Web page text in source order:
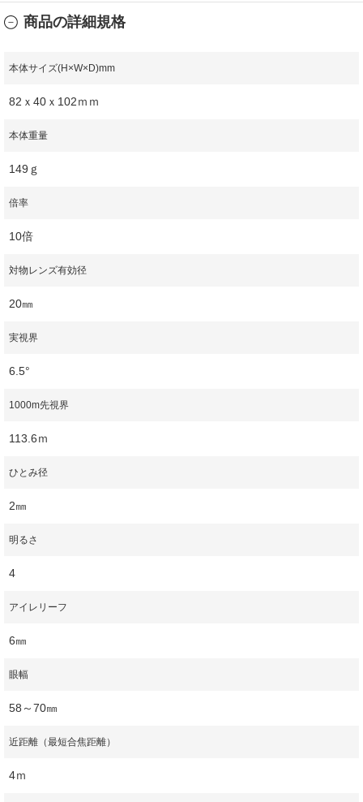
商品の詳細規格
本体サイズ(H×W×D)mm
82ｘ40ｘ102ｍｍ
本体重量
149ｇ
倍率
10倍
対物レンズ有効径
20㎜
実視界
6.5°
1000m先視界
113.6ｍ
ひとみ径
2㎜
明るさ
4
アイレリーフ
6㎜
眼幅
58～70㎜
近距離（最短合焦距離）
4ｍ